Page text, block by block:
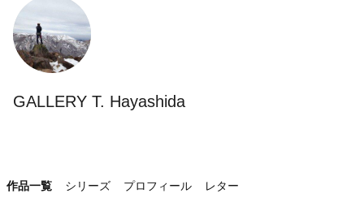
GALLERY T. Hayashida
作品一覧 シリーズ プロフィール レター